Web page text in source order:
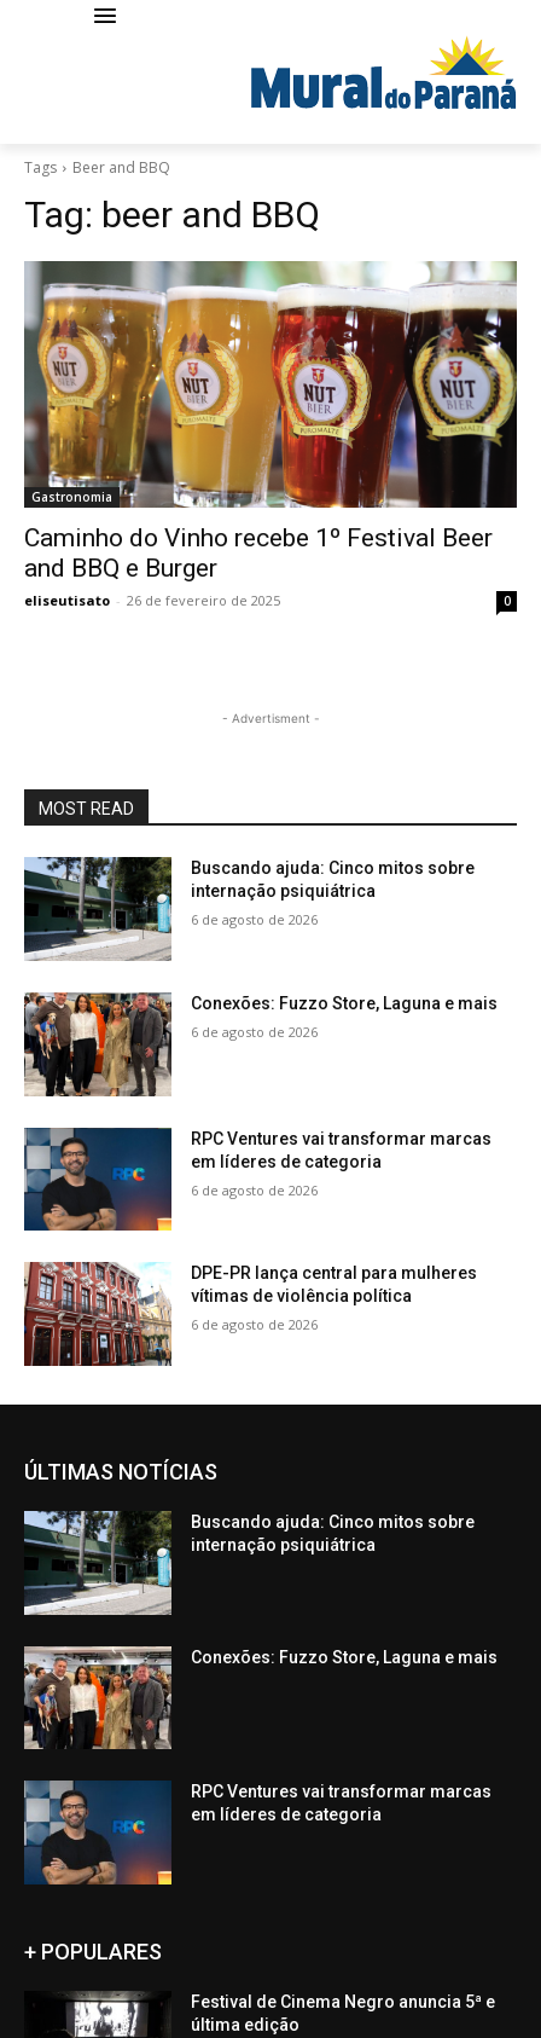
Tags Beer and BBQ
Tag: beer and BBQ
Gastronomia
Caminho do Vinho recebe 1º Festival Beer
and BBQ e Burger
eliseutisato - 26 de fevereiro de 2025 0
- Advertisment -
MOST READ
Buscando ajuda: Cinco mitos sobre
internação psiquiátrica
6 de agosto de 2026
Conexões: Fuzzo Store, Laguna e mais
6 de agosto de 2026
RPC Ventures vai transformar marcas
em líderes de categoria
6 de agosto de 2026
DPE-PR lança central para mulheres
vítimas de violência política
6 de agosto de 2026
ÚLTIMAS NOTÍCIAS
Buscando ajuda: Cinco mitos sobre
internação psiquiátrica
Conexões: Fuzzo Store, Laguna e mais
RPC Ventures vai transformar marcas
em líderes de categoria
+ POPULARES
Festival de Cinema Negro anuncia 5ª e
última edição